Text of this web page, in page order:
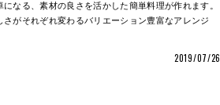
なる、素材の良さを活かした簡単料理が作れます。
がそれぞれ変わるバリエーション豊富なアレンジ
2019/07/26